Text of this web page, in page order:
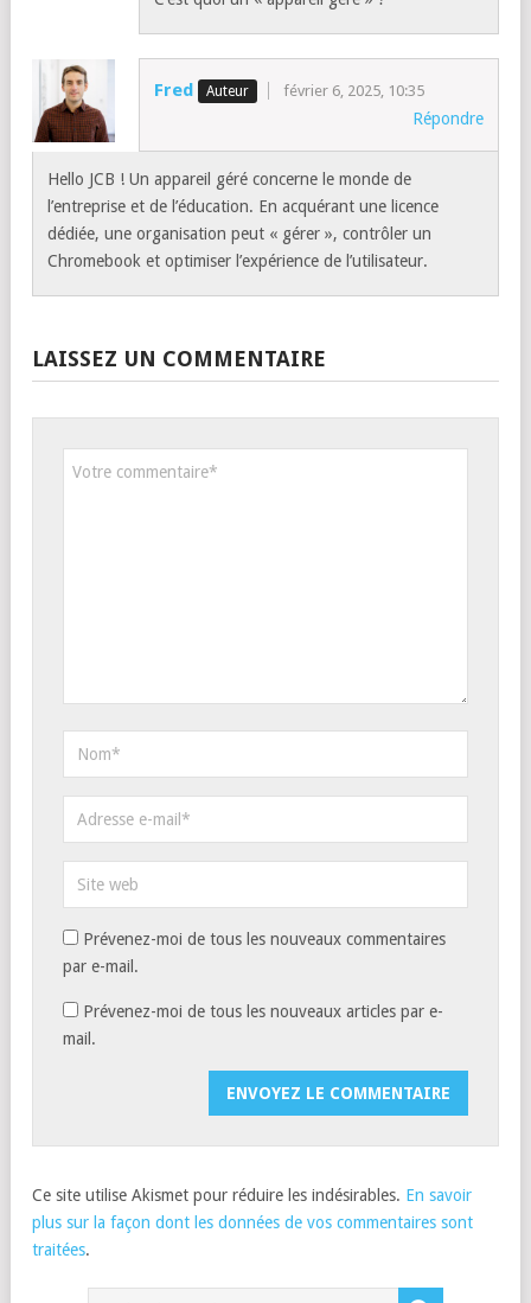
Fred février 6, 2025, 10:35
Répondre
Hello JCB ! Un appareil géré concerne le monde de
l’entreprise et de l’éducation. En acquérant une licence
dédiée, une organisation peut « gérer », contrôler un
Chromebook et optimiser l’expérience de l’utilisateur.
LAISSEZ UN COMMENTAIRE
Prévenez-moi de tous les nouveaux commentaires
par e-mail.
Prévenez-moi de tous les nouveaux articles par e-
mail.
Ce site utilise Akismet pour réduire les indésirables. En savoir
plus sur la façon dont les données de vos commentaires sont
traitées.